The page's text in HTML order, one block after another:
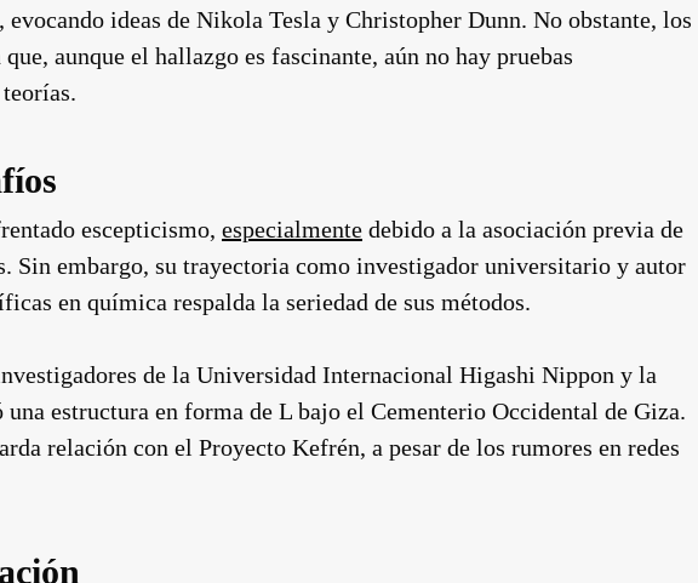
evocando ideas de Nikola Tesla y Christopher Dunn. No obstante, los
aunque el hallazgo es fascinante, aún no hay pruebas
escepticismo, especialmente debido a la asociación previa de
Sin embargo, su trayectoria como investigador universitario y autor
en química respalda la seriedad de sus métodos.
de la Universidad Internacional Higashi Nippon y la
estructura en forma de L bajo el Cementerio Occidental de Giza.
relación con el Proyecto Kefrén, a pesar de los rumores en redes